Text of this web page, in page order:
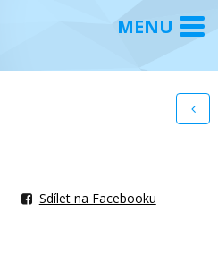
Sdílet na Facebooku